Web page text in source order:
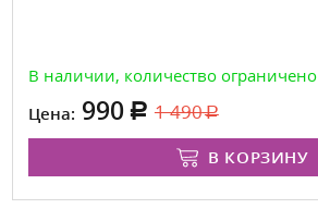
В наличии, количество ограничено
Цена: 990 1 490
В КОРЗИНУ